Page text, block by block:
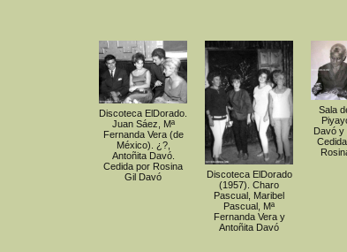
Discoteca ElDorado.
Juan Sáez, Mª
Fernanda Vera (de
México). ¿?,
Antoñita Davó.
Cedida por Rosina
Gil Davó
Discoteca ElDorado
(1957). Charo
Pascual, Maribel
Pascual, Mª
Fernanda Vera y
Antoñita Davó
Sala
Davó y